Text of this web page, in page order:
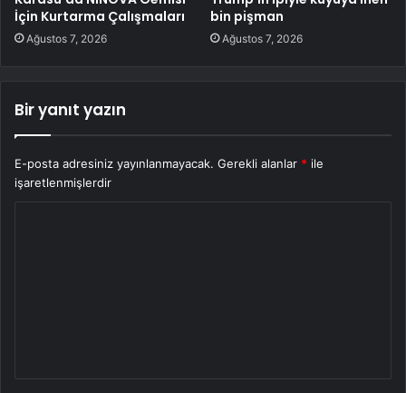
İçin Kurtarma Çalışmaları
Ağustos 7, 2026
bin pişman
Ağustos 7, 2026
Bir yanıt yazın
E-posta adresiniz yayınlanmayacak. Gerekli alanlar * ile
işaretlenmişlerdir